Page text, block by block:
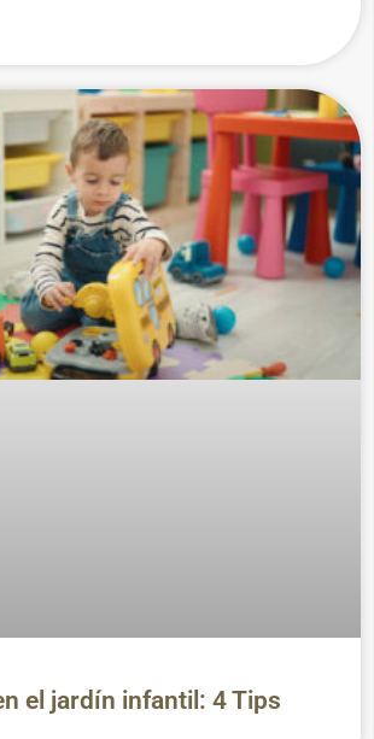
el jardín infantil: 4 Tips